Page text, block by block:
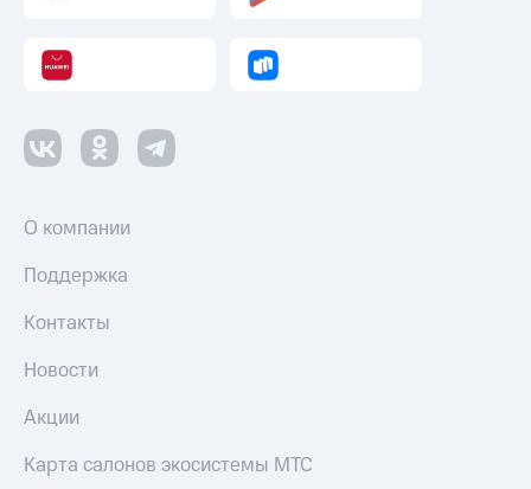
О компании
Поддержка
Контакты
Новости
Акции
Карта салонов экосистемы МТС